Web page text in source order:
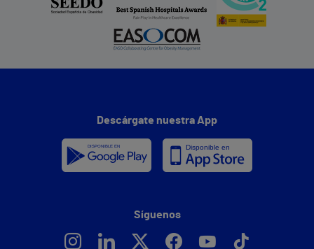
Descárgate nuestra App
Síguenos